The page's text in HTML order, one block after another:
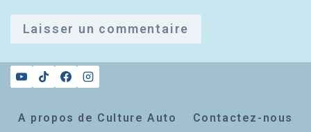
A propos de Culture Auto
Contactez-nous